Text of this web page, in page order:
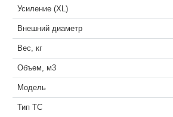
Усиление (XL)
Внешний диаметр
Вес, кг
Объем, м3
Модель
Тип ТС